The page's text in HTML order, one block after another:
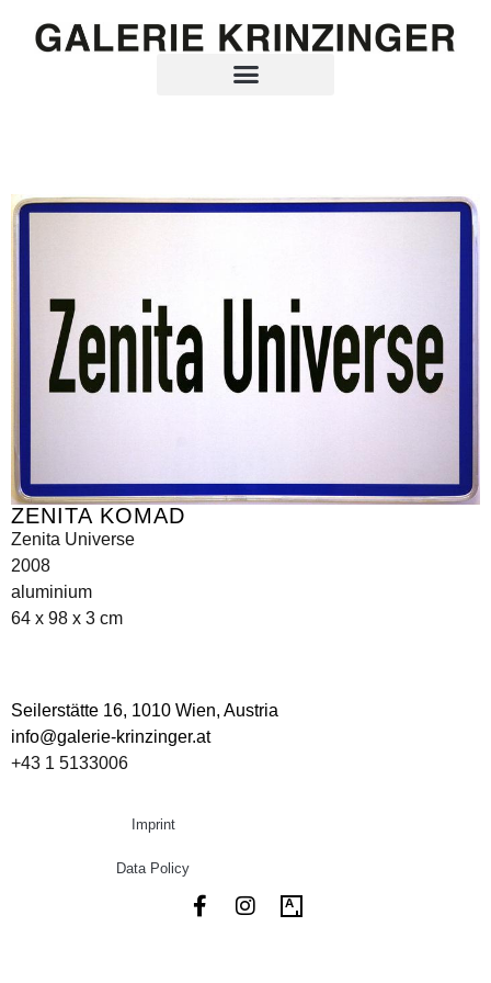
ZENITA KOMAD
Zenita Universe
2008
aluminium
64 x 98 x 3 cm
Seilerstätte 16, 1010 Wien, Austria
info@galerie-krinzinger.at
+43 1 5133006
Imprint
Data Policy